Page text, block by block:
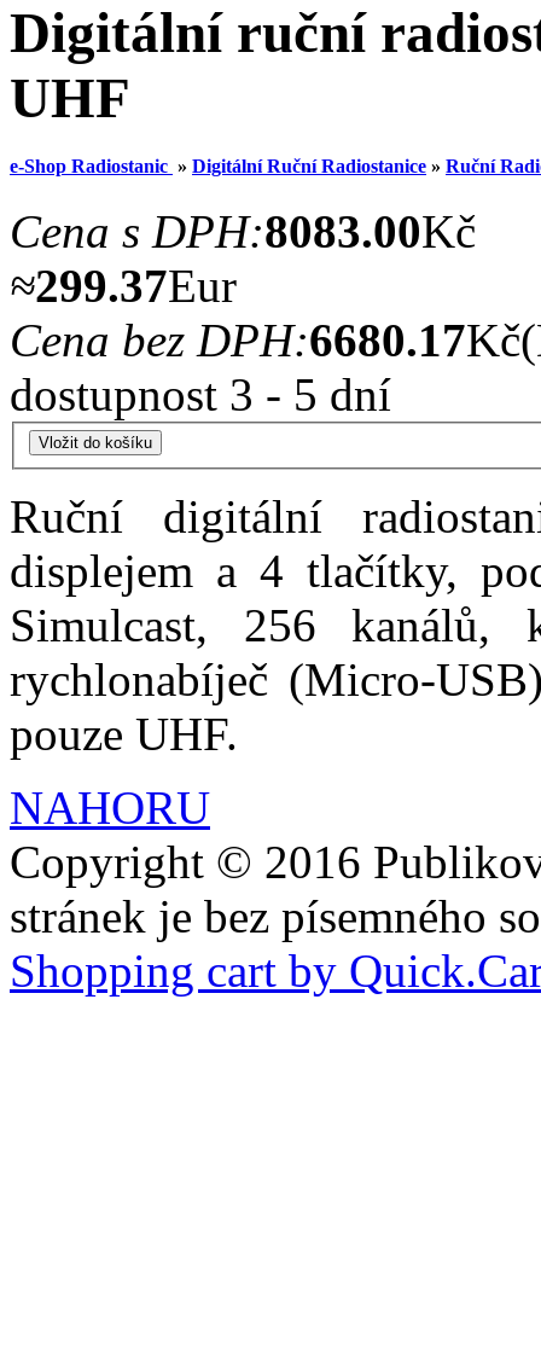
Digitální ruční
UHF
e-Shop Radiostanic » Digitální Ruční Radiostanice » Ruční
Cena s DPH:8083.00Kč
≈299.37Eur
Cena bez DPH:6680.17Kč
dostupnost 3 - 5 dní
Ruční digitální
displejem a 4 tlačítky,
Simulcast, 256
rychlonabíječ (Micro-
pouze UHF.
NAHORU
Copyright © 2016
stránek je bez písemného
Shopping cart by